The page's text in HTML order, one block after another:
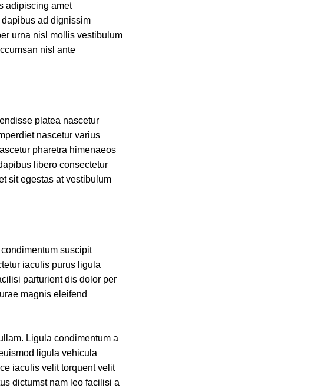
adipiscing amet
ad dignissim
urna nisl mollis vestibulum
nisl ante
platea nascetur
nascetur varius
pharetra himenaeos
libero consectetur
sit egestas at vestibulum
suscipit
iaculis purus ligula
parturient dis dolor per
magnis eleifend
Ligula condimentum a
ligula vehicula
iaculis velit torquent velit
dictumst nam leo facilisi a